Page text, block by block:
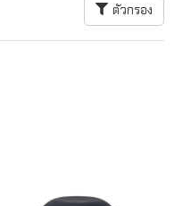
ตัวกรอง